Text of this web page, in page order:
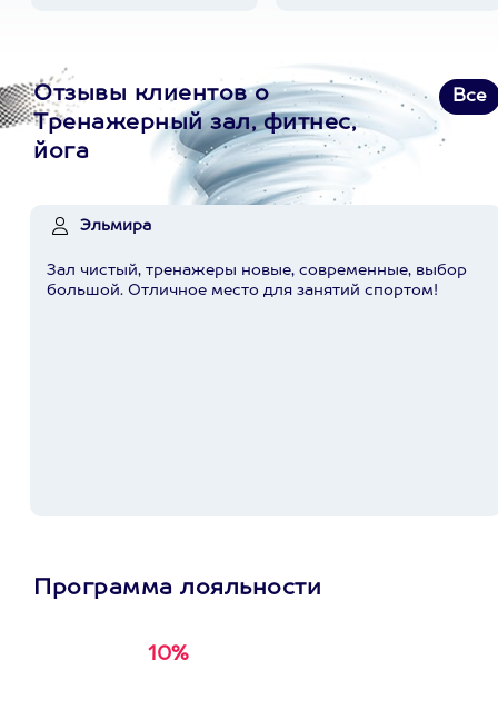
Отзывы клиентов о
Тренажерный зал, фитнес,
йога
Все
Эльмира
Зал чистый, тренажеры новые, современные, выбор
большой. Отличное место для занятий спортом!
Программа лояльности
10%